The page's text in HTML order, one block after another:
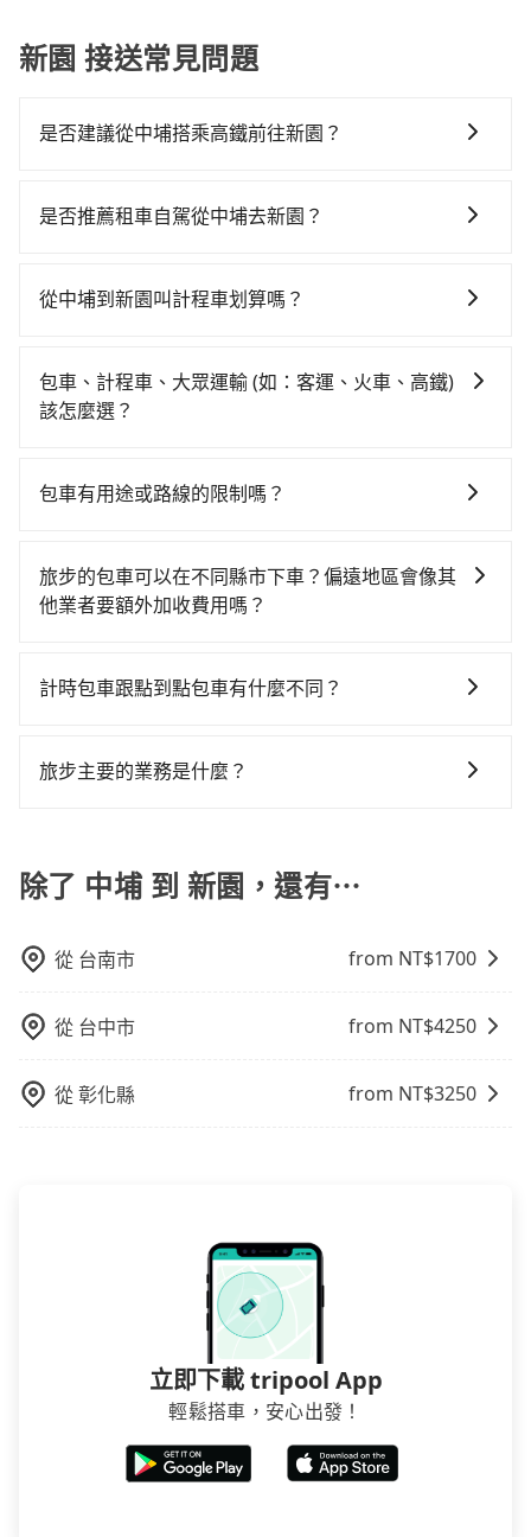
新園 接送常見問題
是否建議從中埔搭乘高鐵前往新園？
煩，且難叫計程車前往高鐵站！從最早06:59一直到
車花費約700元、車程約35分鐘。抵達高鐵站後，步行
站，每人票價410元，再用10分鐘出站、等待車站前排
班的計程車，搭上小黃後約花40分鐘、車費800元後，
1,160元。不過嘉義縣領有合法執照的計程車僅有300多
黃了，嘉義縣少部分小黃司機不按表收費，看乘客是外
地人便漫天喊價或恣意繞路。但如果全程使用tripool並
外負擔20元車資，而且更會額外浪費38分鐘在轉乘與等
50%的交通費用。
是否推薦租車自駕從中埔去新園？
時不需要閉目養神（因為要自己開車），最重要的是你
$115~205承租小轎車，每公里再額外加收$3.2，從中埔
到新園的花費預估為$1,900~2,450（金額差異來自於平
額外的汽車保險與可能的罰單都需自付。再者，和運的
是沒有較大的七人座或九人座可供選擇，而且無人租車
最令人詬病的就是車況，打開車門才發現仍有上一組乘
約了時間但上一位用戶卻遲遲尚未歸還，又或者要還車
看似方便，但實際使用時還是有其區域的限制，實際可
從中埔到新園叫計程車划算嗎？
灣大車隊。依照里程跳錶計算，價格約為2,815~3,400元
間，但如改預約tripool可省高達$1,100。但如果你無法
要臨時叫到小黃的難度是台北或新北的200倍之多。如果
計費，約有47%會採現場議價，建議最好先上網預約，
以免當場被坑受騙。綜合以上，無論在價格或服務品質
包車、計程車、大眾運輸 (如：客運、火車、高鐵)
該怎麼選？
擇： 預算：不同交通工具價格不同，可先確定您的預
比較寬鬆且不介意耗時轉乘可選大眾運輸或較貴的計程
車。 旅行人數：人數多時包車較方便舒適且每個人攤提
車，不趕時間即可選用大眾運輸。 便利性：需要便利性
包車有用途或路線的限制嗎？
途交通且途中遵守台灣法律，無論是清明掃墓、包車旅
遊、參加喜宴/喪禮、就醫回診、登山露營、學生搬家、
市接送的需求，tripool都能滿足你。乘車前一天下午五
據。
旅步的包車可以在不同縣市下車？偏遠地區會像其
他業者要額外加收費用嗎？
於偏遠地區，我們提供的價格已經包含了所有基本的費
支付額外的費用，不過別擔心，您可以透過旅步官網查
計時包車跟點到點包車有什麼不同？
不同之處： 計時包車：計時包車是按照用車時間來計
等。 點到點包車：點到點包車是按照里程和目的地來計
費，客戶可以預先告知出發地點A到目的地B，會根據路
個城市到另一個城市的長途包車。
旅步主要的業務是什麼？
格試算，價格清楚透明且沒有隱藏費用。
除了 中埔 到 新園，還有⋯
從 台南市 from NT$1700
從 台中市 from NT$4250
從彰化縣 from NT$3250
立即下載 tripool App
輕鬆搭車，安心出發！